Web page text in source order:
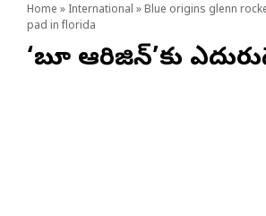
Home » International » Blue origins glenn
pad in florida
‘బ్లూ ఆరిజిన్‌’కు